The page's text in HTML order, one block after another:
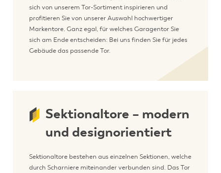
sich von unserem Tor-Sortiment inspirieren und
profitieren Sie von unserer Auswahl hochwertiger
Markentore. Ganz egal, für welches Garagentor Sie
sich am Ende entscheiden: Bei uns finden Sie für jedes
Gebäude das passende Tor.
Sektionaltore – modern
und designorientiert
Sektionaltore bestehen aus einzelnen Sektionen, welche
durch Scharniere miteinander verbunden sind. Das Tor